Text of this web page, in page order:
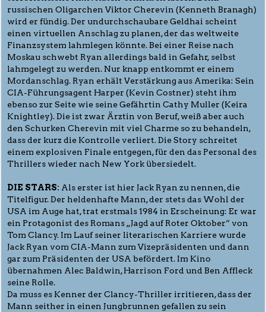
russischen Oligarchen Viktor Cherevin (Kenneth Branagh)
wird er fündig. Der undurchschaubare Geldhai scheint
einen virtuellen Anschlag zu planen, der das weltweite
Finanzsystem lahmlegen könnte. Bei einer Reise nach
Moskau schwebt Ryan allerdings bald in Gefahr, selbst
lahmgelegt zu werden. Nur knapp entkommt er einem
Mordanschlag. Ryan erhält Verstärkung aus Amerika: Sein
CIA-Führungsagent Harper (Kevin Costner) steht ihm
ebenso zur Seite wie seine Gefährtin Cathy Muller (Keira
Knightley). Die ist zwar Ärztin von Beruf, weiß aber auch
den Schurken Cherevin mit viel Charme so zu behandeln,
dass der kurz die Kontrolle verliert. Die Story schreitet
einem explosiven Finale entgegen, für den das Personal des
Thrillers wieder nach New York übersiedelt.
DIE STARS: Als erster ist hier Jack Ryan zu nennen, die
Titelfigur. Der heldenhafte Mann, der stets das Wohl der
USA im Auge hat, trat erstmals 1984 in Erscheinung: Er war
ein Protagonist des Romans „Jagd auf Roter Oktober“ von
Tom Clancy. Im Lauf seiner literarischen Karriere wurde
Jack Ryan vom CIA-Mann zum Vizepräsidenten und dann
gar zum Präsidenten der USA befördert. Im Kino
übernahmen Alec Baldwin, Harrison Ford und Ben Affleck
seine Rolle.
Da muss es Kenner der Clancy-Thriller irritieren, dass der
Mann seither in einen Jungbrunnen gefallen zu sein